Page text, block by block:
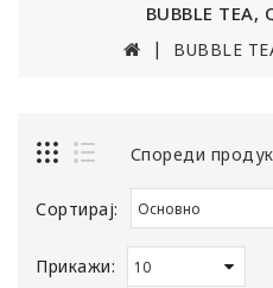
BUBBLE
BUBBLE
Спореди
Сортирај:
Прикажи: